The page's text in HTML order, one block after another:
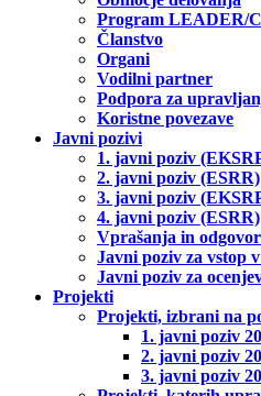
Program LEADER/
Članstvo
Organi
Vodilni partner
Podpora za
Koristne povezave
Javni pozivi
1. javni poziv
2. javni poziv (ESRR)
3. javni poziv
4. javni poziv (ESRR)
Vprašanja in
Javni poziv za vstop
Javni poziv za
Projekti
Projekti, izbrani na
1. javni poziv
2. javni poziv
3. javni poziv